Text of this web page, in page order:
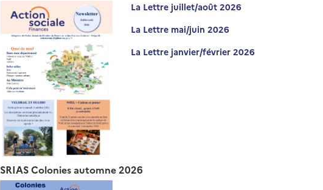
La Lettre juillet/août 2026
La Lettre mai/juin 2026
La Lettre janvier/février 2026
SRIAS Colonies automne 2026